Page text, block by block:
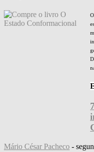
Mário César Pacheco -